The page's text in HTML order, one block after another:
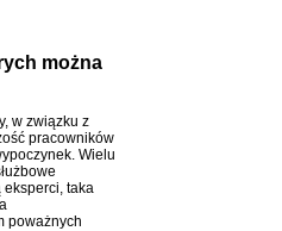
można
w związku z
pracowników
Wielu
eksperci, taka
poważnych